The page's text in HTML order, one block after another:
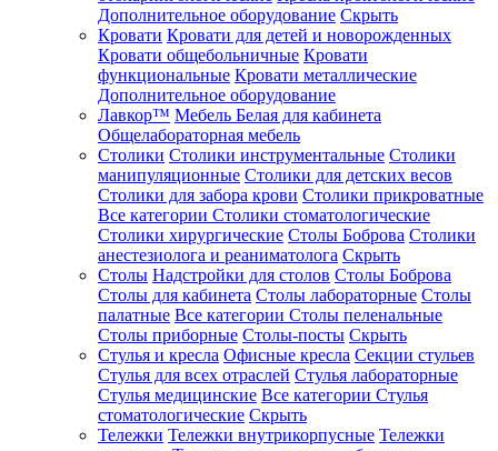
Дополнительное оборудование Скрыть
Кровати Кровати для детей и новорожденных
Кровати общебольничные Кровати
функциональные Кровати металлические
Дополнительное оборудование
Лавкор™ Мебель Белая для кабинета
Общелабораторная мебель
Столики Столики инструментальные Столики
манипуляционные Столики для детских весов
Столики для забора крови Столики прикроватные
Все категории Столики стоматологические
Столики хирургические Столы Боброва Столики
анестезиолога и реаниматолога Скрыть
Столы Надстройки для столов Столы Боброва
Столы для кабинета Столы лабораторные Столы
палатные Все категории Столы пеленальные
Столы приборные Столы-посты Скрыть
Стулья и кресла Офисные кресла Секции стульев
Стулья для всех отраслей Стулья лабораторные
Стулья медицинские Все категории Стулья
стоматологические Скрыть
Тележки Тележки внутрикорпусные Тележки